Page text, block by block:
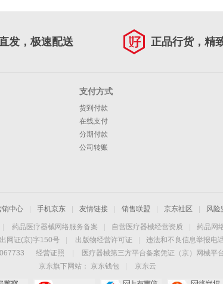
发，极速配送 正品行货，精
支付方式
货到付款
在线支付
分期付款
公司转账
销中心 手机京东 友情链接 销售联盟 京东社区 风险
药品医疗器械网络服务备案 自营医疗器械经营资质 药品网
网证(京)字150号
出版物经营许可证
违法和不良信息举报电
经营证照 医疗器械第三方平台备案凭证（京）网械平
京东旗下网站：
京东钱包
京东云